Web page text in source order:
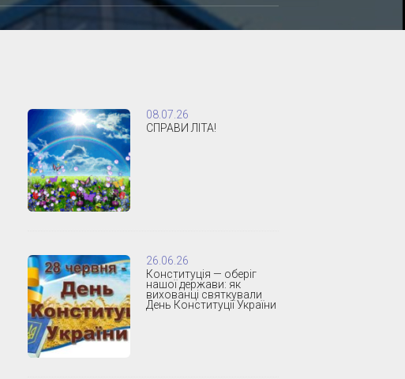
08.07.26
СПРАВИ ЛІТА!
26.06.26
Конституція — оберіг
нашої держави: як
вихованці святкували
День Конституції України